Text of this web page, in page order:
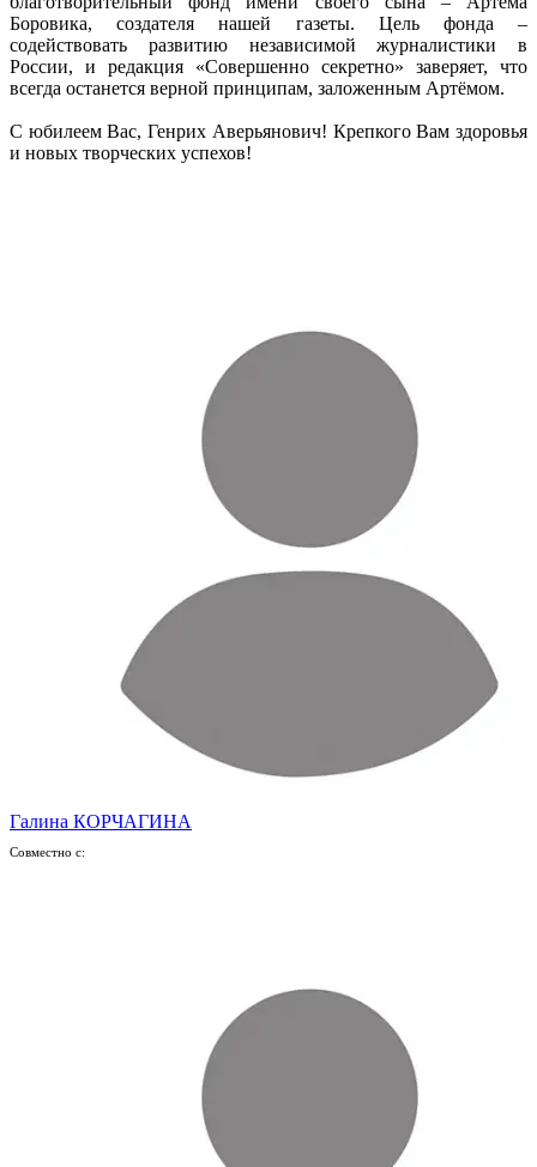
Боровика, создателя нашей газеты. Цель фонда –
содействовать развитию независимой журналистики в
России, и редакция «Совершенно секретно» заверяет, что
всегда останется верной принципам, заложенным Артёмом.
С юбилеем Вас, Генрих Аверьянович! Крепкого Вам здоровья
и новых творческих успехов!
Галина КОРЧАГИНА
Совместно с: